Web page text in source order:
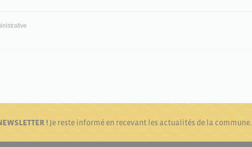
!Je reste informé en recevant les actualités de la commune.